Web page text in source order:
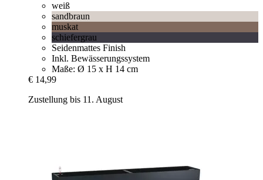
weiß
sandbraun
muskat
schiefergrau
Seidenmattes Finish
Inkl. Bewässerungssystem
Maße: Ø 15 x H 14 cm
€ 14,99
Zustellung bis 11. August